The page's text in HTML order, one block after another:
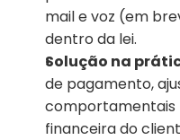
mail e voz (em
dentro da lei.
Solução na
de pagamento,
comportamentais
financeira do